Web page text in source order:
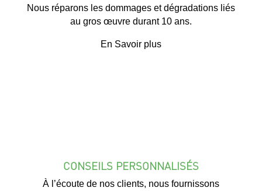
Nous réparons les dommages et dégradations liés
au gros œuvre durant 10 ans.
En Savoir plus
CONSEILS PERSONNALISÉS
À l’écoute de nos clients, nous fournissons